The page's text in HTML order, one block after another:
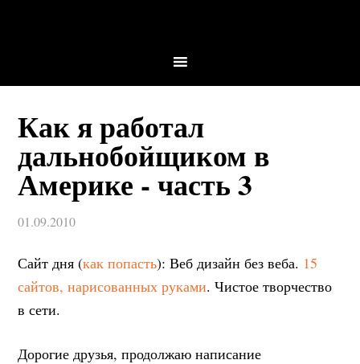
Как я работал
дальнобойщиком в
Америке - часть 3
01.09.2010
Сайт дня (как попасть): Веб дизайн без веба. 15
сайтов, нарисованных руками. Чистое творчество
в сети.
Дорогие друзья, продолжаю написание